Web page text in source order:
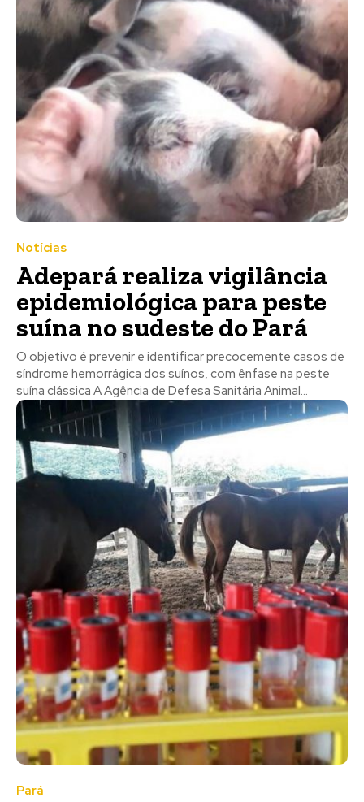
Notícias
Adepará realiza vigilância
epidemiológica para peste
suína no sudeste do Pará
O objetivo é prevenir e identificar precocemente casos de
síndrome hemorrágica dos suínos, com ênfase na peste
suína clássica A Agência de Defesa Sanitária Animal...
Pará